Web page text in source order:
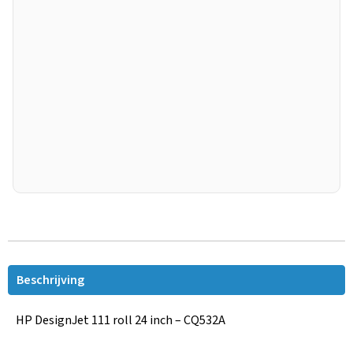
Beschrijving
HP DesignJet 111 roll 24 inch – CQ532A